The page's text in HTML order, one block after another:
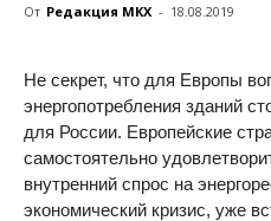
От Редакция МКХ - 18.08.2019
Не секрет, что для Европы
энергопотребления зданий
для России. Европейские
самостоятельно
внутренний спрос на
экономический кризис, уже